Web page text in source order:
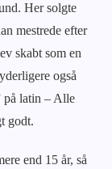
Her solgte
mestrede efter
skabt som en
også
på latin – Alle
godt.
end 15 år, så